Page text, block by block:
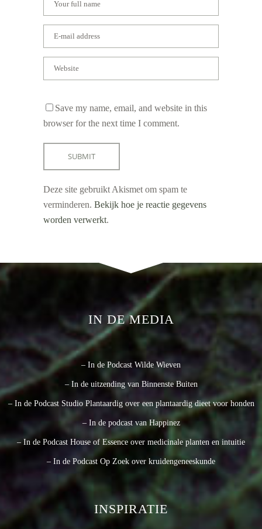
Save my name, email, and website in this
browser for the next time I comment.
Deze site gebruikt Akismet om spam te
verminderen. Bekijk hoe je reactie gegevens
worden verwerkt.
IN DE MEDIA
– In de Podcast Wilde Wieven
– In de uitzending van Binnenste Buiten
– In de Podcast Studio Plantaardig over een plantaardig dieet voor honden
– In de podcast van Happinez
– In de Podcast House of Essence over medicinale planten en intuitie
– In de Podcast Op Zoek over kruidengeneeskunde
INSPIRATIE